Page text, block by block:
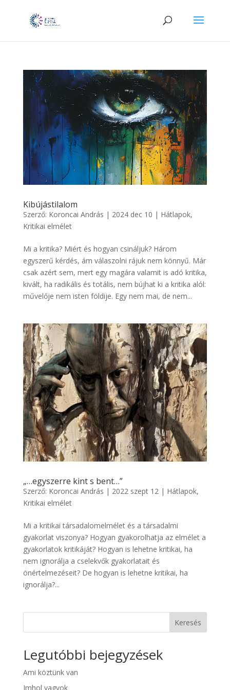
Kibújástilalom
Szerző: Koroncai András | 2024 dec 10 | Hátlapok,
Kritikai elmélet
Mi a kritika? Miért és hogyan csináljuk? Három
egyszerű kérdés, ám válaszolni rájuk nem könnyű. Már
csak azért sem, mert egy magára valamit is adó kritika,
kivált, ha radikális és totális, nem bújhat ki a kritika alól:
művelője nem isten földije. Egy nem mai, de nem...
„…egyszerre kint s bent…”
Szerző: Koroncai András | 2022 szept 12 | Hátlapok,
Kritikai elmélet
Mi a kritikai társadalomelmélet és a társadalmi
gyakorlat viszonya? Hogyan gyakorolhatja az elmélet a
gyakorlatok kritikáját? Hogyan is lehetne kritikai, ha
nem ignorálja a cselekvők gyakorlatait és
önértelmezéseit? De hogyan is lehetne kritikai, ha
ignorálja?...
Keresés
Legutóbbi bejegyzések
Ami köztünk van
Imhol vagyok